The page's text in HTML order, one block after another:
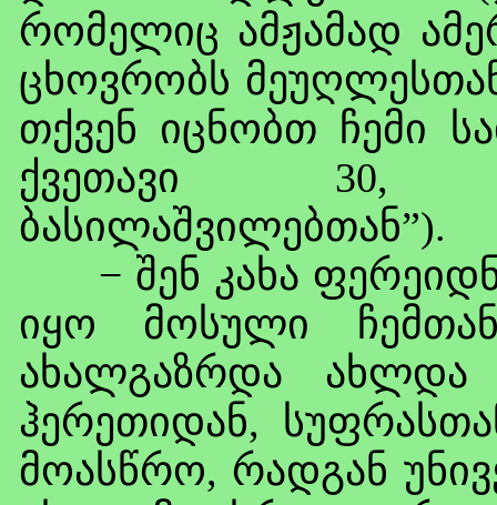
რომელიც ამჟამად
ცხოვრობს
თქვენ იცნობთ ჩემი
ქვეთავი 30,
ბასილაშვილებთან”).
− შენ კახა
იყო მოსული
ახალგაზრდა
ჰერეთიდან,
მოასწრო, რადგან